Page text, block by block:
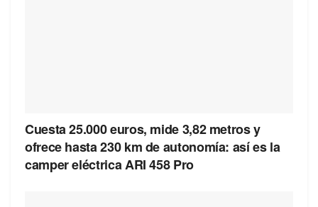
Cuesta 25.000 euros, mide 3,82 metros y
ofrece hasta 230 km de autonomía: así es la
camper eléctrica ARI 458 Pro